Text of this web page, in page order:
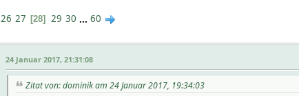
26 27 28 29 30 ... 60
24 Januar 2017, 21:31:08
Zitat von: dominik am 24 Januar 2017, 19:34:03